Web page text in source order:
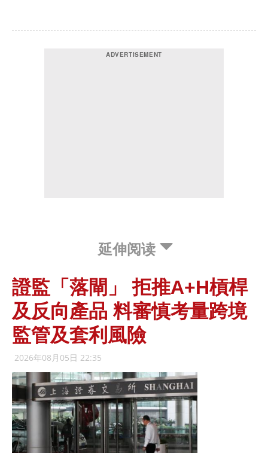
延伸阅读
證監「落閘」 拒推A+H槓桿
及反向產品 料審慎考量跨境
監管及套利風險
2026年08月05日 22:35